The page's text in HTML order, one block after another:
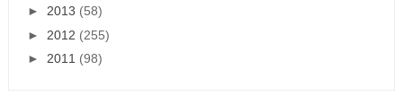
► 2013 (58)
► 2012 (255)
► 2011 (98)